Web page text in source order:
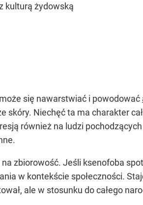
kulturą żydowską
się nawarstwiać i powodować
Niechęć ta ma charakter
również na ludzi
zbiorowość. Jeśli ksenofoba
w kontekście społeczności.
ale w stosunku do całego